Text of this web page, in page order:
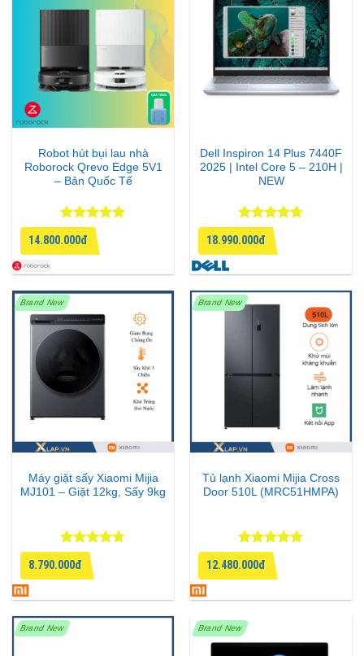
Robot hút bụi lau nhà
Roborock Qrevo Edge 5V1
– Bản Quốc Tế
Được xếp
hạng
55
sao
14.800.000đ
Dell Inspiron 14 Plus 7440F
2025 | Intel Core 5 – 210H |
NEW
Được xếp
hạng
4.67
5 sao
18.990.000đ
Brand New
Máy giặt sấy Xiaomi Mijia
MJ101 – Giặt 12kg, Sấy 9kg
Được xếp
hạng4.67
5 sao
8.790.000đ
Brand New
Tủ lạnh Xiaomi Mijia Cross
Door 510L (MRC51HMPA)
Được xếp
hạng
55
sao
12.480.000đ
Brand New Brand New